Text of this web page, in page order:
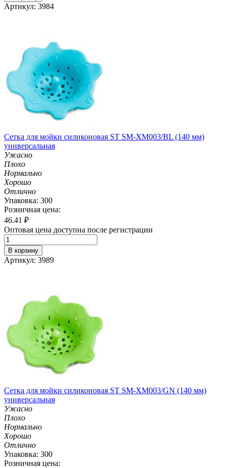
Артикул: 3984
Сетка для мойки силиконовая ST SM-XM003/BL (140 мм)
универсальная
Ужасно
Плохо
Нормально
Хорошо
Отлично
Упаковка: 300
Розничная цена:
46.41 ₽
Оптовая цена доступна после регистрации
В корзину
Артикул: 3989
Сетка для мойки силиконовая ST SM-XM003/GN (140 мм)
универсальная
Ужасно
Плохо
Нормально
Хорошо
Отлично
Упаковка: 300
Розничная цена: